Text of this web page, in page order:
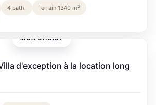
4 bath. Terrain 1340 m²
MON CHOISY
d'exception à la location long